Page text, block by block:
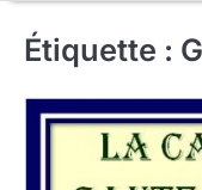
Étiquette :